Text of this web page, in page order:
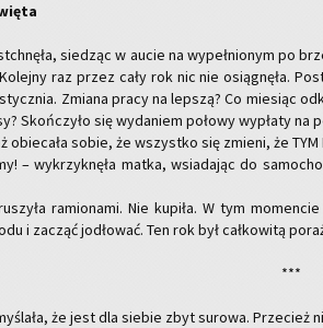
sie­dząc w aucie na wy­peł­nio­nym po
raz przez cały rok nic nie osią­gnę­ła.
Zmia­na pracy na lep­szą? Co mie­siąc
Skoń­czy­ło się wy­da­niem po­ło­wy wy­pła­ty
obie­ca­ła sobie, że wszyst­ko się zmie­ni, że TYM
– wy­krzyk­nę­ła matka, wsia­da­jąc do
ra­mio­na­mi. Nie ku­pi­ła. W tym
i za­cząć jo­dło­wać. Ten rok był cał­ko­wi­tą
***
że jest dla sie­bie zbyt su­ro­wa. Prze­cież